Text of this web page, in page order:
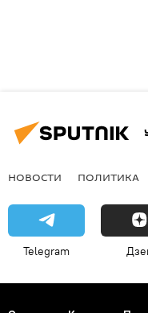
НОВОСТИ ПОЛИТИКА
Telegram